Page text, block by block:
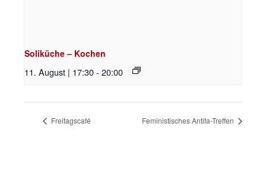
Soliküche – Kochen
11. August | 17:30- 20:00
Freitagscafé Feministisches Antifa-Treffen